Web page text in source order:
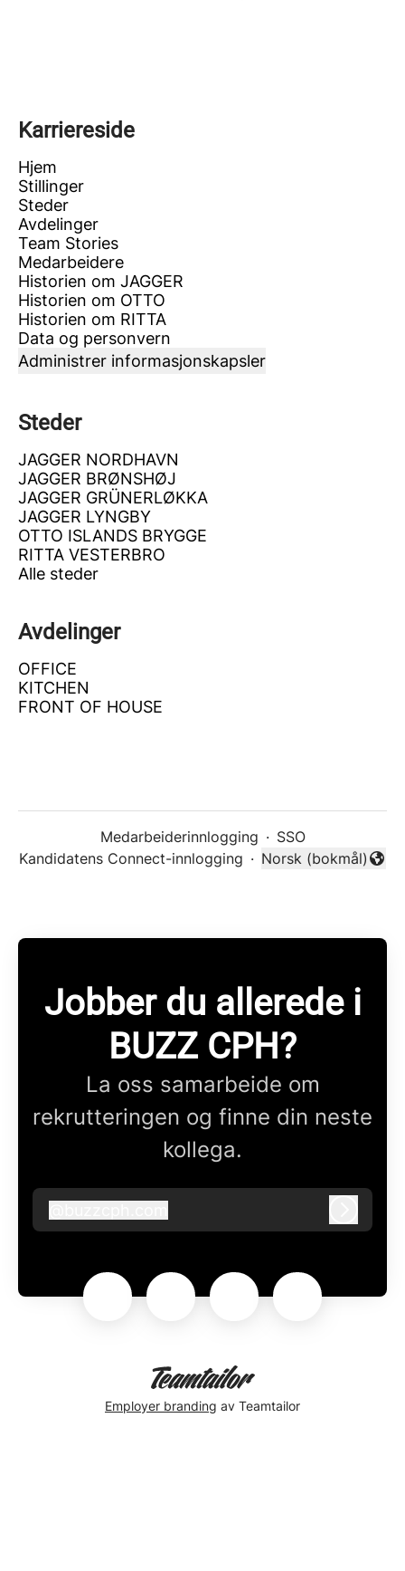
Karriereside
Hjem
Stillinger
Steder
Avdelinger
Team Stories
Medarbeidere
Historien om JAGGER
Historien om OTTO
Historien om RITTA
Data og personvern
Administrer informasjonskapsler
Steder
JAGGER NORDHAVN
JAGGER BRØNSHØJ
JAGGER GRÜNERLØKKA
JAGGER LYNGBY
OTTO ISLANDS BRYGGE
RITTA VESTERBRO
Alle steder
Avdelinger
OFFICE
KITCHEN
FRONT OF HOUSE
Medarbeiderinnlogging · SSO
Kandidatens Connect-innlogging ·
Endre språk
Norsk (bokmål)
Jobber du allerede i
BUZZ CPH?
La oss samarbeide om
rekrutteringen og finne din neste
kollega.
buzzcph.com
Employer branding av Teamtailor